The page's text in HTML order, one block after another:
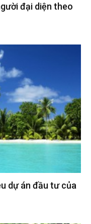
đại diện theo
dự án đầu tư của